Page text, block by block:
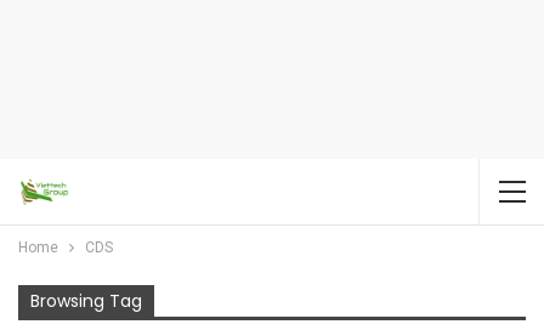
Home CDS
Browsing Tag